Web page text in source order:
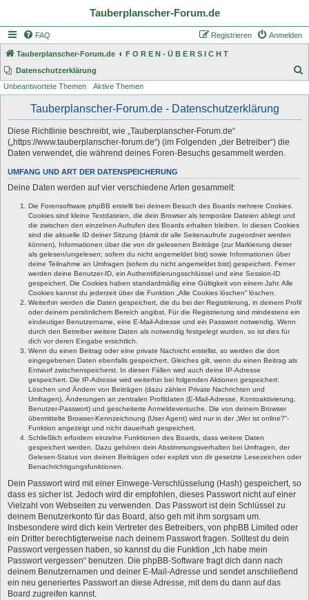
Tauberplanscher-Forum.de
FAQ Anmelden
Registrieren
Tauberplanscher-Forum.de
F O R E N - Ü B E R S I C H T
Datenschutzerklärung
Unbeantwortete Themen Aktive Themen
Tauberplanscher-Forum.de - Datenschutzerklärung
Diese Richtlinie beschreibt, wie „Tauberplanscher-Forum.de“
(„https://www.tauberplanscher-forum.de“) (im Folgenden „der Betreiber“) die
Daten verwendet, die während deines Foren-Besuchs gesammelt werden.
UMFANG UND ART DER DATENSPEICHERUNG
Deine Daten werden auf vier verschiedene Arten gesammelt:
Die Forensoftware phpBB erstellt bei deinem Besuch des Boards mehrere Cookies.
Cookies sind kleine Textdateien, die dein Browser als temporäre Dateien ablegt und
die zwischen den einzelnen Aufrufen des Boards erhalten bleiben. In diesen Cookies
sind die aktuelle ID deiner Sitzung (damit dir alle Seitenaufrufe zugeordnet werden
können), Informationen über die von dir gelesenen Beiträge (zur Markierung dieser
als gelesen/ungelesen; sofern du nicht angemeldet bist) sowie Informationen über
deine Teilnahme an Umfragen (sofern du nicht angemeldet bist) gespeichert. Ferner
werden deine Benutzer-ID, ein Authentifizierungsschlüssel und eine Session-ID
gespeichert. Die Cookies haben standardmäßig eine Gültigkeit von einem Jahr. Alle
Cookies kannst du jederzeit über die Funktion „Alle Cookies löschen“ löschen.
Weiterhin werden die Daten gespeichert, die du bei der Registrierung, in deinem Profil
oder deinem persönlichem Bereich angibst. Für die Registrierung sind mindestens ein
eindeutiger Benutzername, eine E-Mail-Adresse und ein Passwort notwendig. Wenn
durch den Betreiber weitere Daten als notwendig festgelegt wurden, so ist dies für
dich vor deren Eingabe ersichtlich.
Wenn du einen Beitrag oder eine private Nachricht erstellst, so werden die dort
eingegebenen Daten ebenfalls gespeichert. Gleiches gilt, wenn du einen Beitrag als
Entwurf zwischenspeicherst. In diesen Fällen wird auch deine IP-Adresse
gespeichert. Die IP-Adresse wird weiterhin bei folgenden Aktionen gespeichert:
Löschen und Ändern von Beiträgen (dazu zählen Private Nachrichten und
Umfragen), Änderungen an zentralen Profildaten (E-Mail-Adresse, Kontoaktivierung,
Benutzer-Passwort) und gescheiterte Anmeldeversuche. Die von deinem Browser
übermittelte Browser-Kennzeichnung (User Agent) wird nur in der „Wer ist online?“-
Funktion angezeigt und nicht dauerhaft gespeichert.
Schließlich erfordern einzelne Funktionen des Boards, dass weitere Daten
gespeichert werden. Dazu gehören dein Abstimmungsverhalten bei Umfragen, der
Gelesen-Status von deinen Beiträgen oder explizit von dir gesetzte Lesezeichen oder
Benachrichtigungsfunktionen.
Dein Passwort wird mit einer Einwege-Verschlüsselung (Hash) gespeichert, so
dass es sicher ist. Jedoch wird dir empfohlen, dieses Passwort nicht auf einer
Vielzahl von Webseiten zu verwenden. Das Passwort ist dein Schlüssel zu
deinem Benutzerkonto für das Board, also geh mit ihm sorgsam um.
Insbesondere wird dich kein Vertreter des Betreibers, von phpBB Limited oder
ein Dritter berechtigterweise nach deinem Passwort fragen. Solltest du dein
Passwort vergessen haben, so kannst du die Funktion „Ich habe mein
Passwort vergessen“ benutzen. Die phpBB-Software fragt dich dann nach
deinem Benutzernamen und deiner E-Mail-Adresse und sendet anschließend
ein neu generiertes Passwort an diese Adresse, mit dem du dann auf das
Board zugreifen kannst.